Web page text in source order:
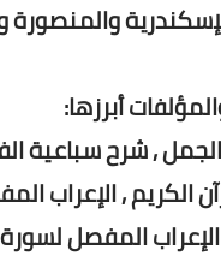
أبرزها:
, شرح سباعية
, الإعراب
المفصل لسورة